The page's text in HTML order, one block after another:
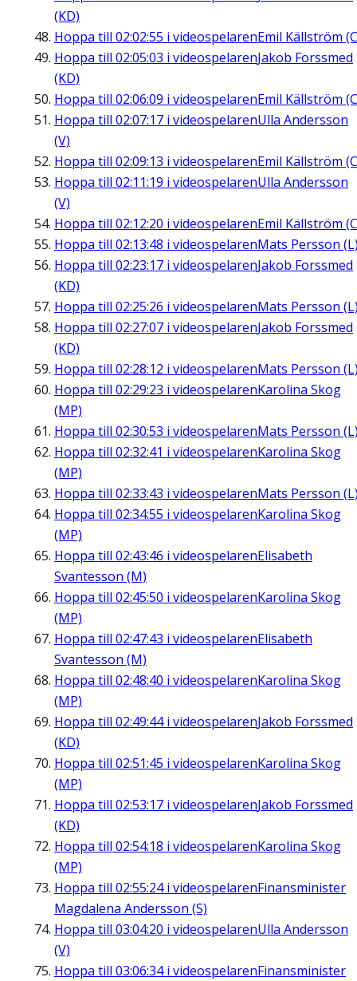
(KD)
Hoppa till 02:02:55 i videospelarenEmil Källström
Hoppa till 02:05:03 i videospelarenJakob Forssmed
(KD)
Hoppa till 02:06:09 i videospelarenEmil Källström
Hoppa till 02:07:17 i videospelarenUlla Andersson
(V)
Hoppa till 02:09:13 i videospelarenEmil Källström
Hoppa till 02:11:19 i videospelarenUlla Andersson
(V)
Hoppa till 02:12:20 i videospelarenEmil Källström
Hoppa till 02:13:48 i videospelarenMats Persson
Hoppa till 02:23:17 i videospelarenJakob Forssmed
(KD)
Hoppa till 02:25:26 i videospelarenMats Persson
Hoppa till 02:27:07 i videospelarenJakob Forssmed
(KD)
Hoppa till 02:28:12 i videospelarenMats Persson
Hoppa till 02:29:23 i videospelarenKarolina Skog
(MP)
Hoppa till 02:30:53 i videospelarenMats Persson
Hoppa till 02:32:41 i videospelarenKarolina Skog
(MP)
Hoppa till 02:33:43 i videospelarenMats Persson
Hoppa till 02:34:55 i videospelarenKarolina Skog
(MP)
Hoppa till 02:43:46 i videospelarenElisabeth
Svantesson (M)
Hoppa till 02:45:50 i videospelarenKarolina Skog
(MP)
Hoppa till 02:47:43 i videospelarenElisabeth
Svantesson (M)
Hoppa till 02:48:40 i videospelarenKarolina Skog
(MP)
Hoppa till 02:49:44i videospelarenJakob Forssmed
(KD)
Hoppa till 02:51:45 i videospelarenKarolina Skog
(MP)
Hoppa till 02:53:17 i videospelarenJakob Forssmed
(KD)
Hoppa till 02:54:18 i videospelarenKarolina Skog
(MP)
Hoppa till 02:55:24i videospelarenFinansminister
Magdalena Andersson (S)
Hoppa till 03:04:20 i videospelarenUlla Andersson
(V)
Hoppa till 03:06:34i videospelarenFinansminister